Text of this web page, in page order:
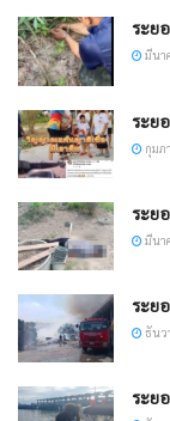
ระย
มีนา
ระย
กุมภ
ระย
มีนา
ระย
ธันว
ระย